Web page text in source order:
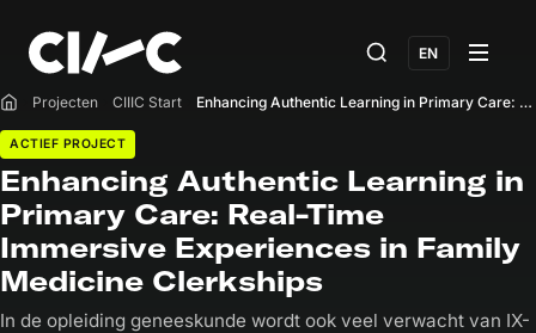
EN
Home
Projecten CIIIC Start Enhancing Authentic Learning in Primary Care: Real-Time Immersive Experiences in Family Medicine Clerkships
ACTIEF PROJECT
Enhancing Authentic Learning in
Primary Care: Real-Time
Immersive Experiences in Family
Medicine Clerkships
In de opleiding geneeskunde wordt ook veel verwacht van IX-